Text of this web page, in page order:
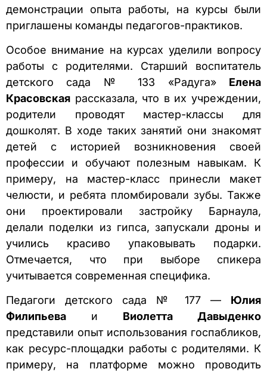
демонстрации опыта работы, на курсы были
приглашены команды педагогов-практиков.
Особое внимание на курсах уделили вопросу
работы с родителями. Старший воспитатель
детского сада № 133 «Радуга» Елена
Красовская рассказала, что в их учреждении,
родители проводят мастер-классы для
дошколят. В ходе таких занятий они знакомят
детей с историей возникновения своей
профессии и обучают полезным навыкам. К
примеру, на мастер-класс принесли макет
челюсти, и ребята пломбировали зубы. Также
они проектировали застройку Барнаула,
делали поделки из гипса, запускали дроны и
учились красиво упаковывать подарки.
Отмечается, что при выборе спикера
учитывается современная специфика.
Педагоги детского сада № 177 — Юлия
Филипьева и Виолетта Давыденко
представили опыт использования госпабликов,
как ресурс-площадки работы с родителями. К
примеру, на платформе можно проводить